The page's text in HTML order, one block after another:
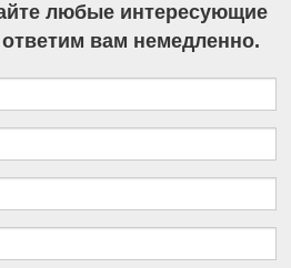
любые интересующие
вам немедленно.